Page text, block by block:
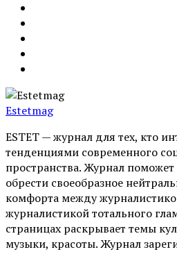
Estetmag
ESTET — журнал для тех, кто
тенденциями современного
пространства. Журнал
обрести своеобразное
комфорта между
журналистикой тотального
страницах раскрывает темы
музыки, красоты. Журнал